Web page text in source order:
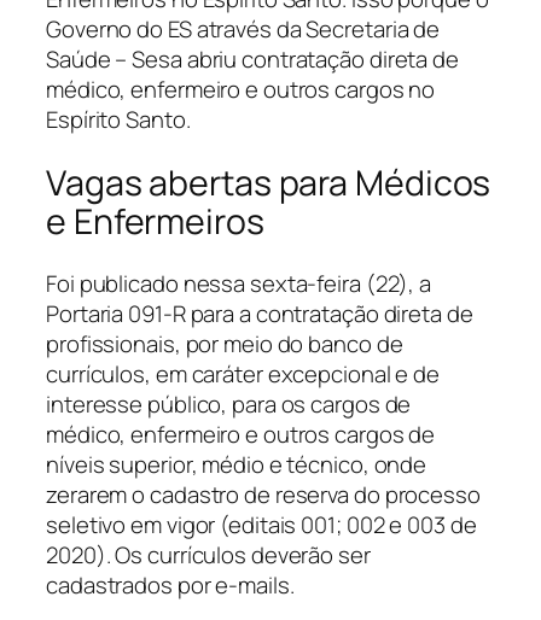
Governo do ES através da Secretaria de
Saúde – Sesa abriu contratação direta de
médico, enfermeiro e outros cargos no
Espírito Santo.
Vagas abertas para Médicos
e Enfermeiros
Foi publicado nessa sexta-feira (22), a
Portaria 091-R para a contratação direta de
profissionais, por meio do banco de
currículos, em caráter excepcional e de
interesse público, para os cargos de
médico, enfermeiro e outros cargos de
níveis superior, médio e técnico, onde
zerarem o cadastro de reserva do processo
seletivo em vigor (editais 001; 002 e 003 de
2020). Os currículos deverão ser
cadastrados por e-mails.